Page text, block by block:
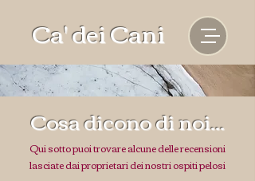
Ca' dei Cani
Cosa dicono di noi...
Qui sotto puoi trovare alcune delle recensioni
lasciate dai proprietari dei nostri ospiti pelosi